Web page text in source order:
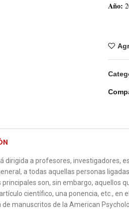
Año:
dirigida a profesores, investigadores,
a todas aquellas personas
son, sin embargo, aquellos
científico, una ponencia, etc., en
manuscritos de la American